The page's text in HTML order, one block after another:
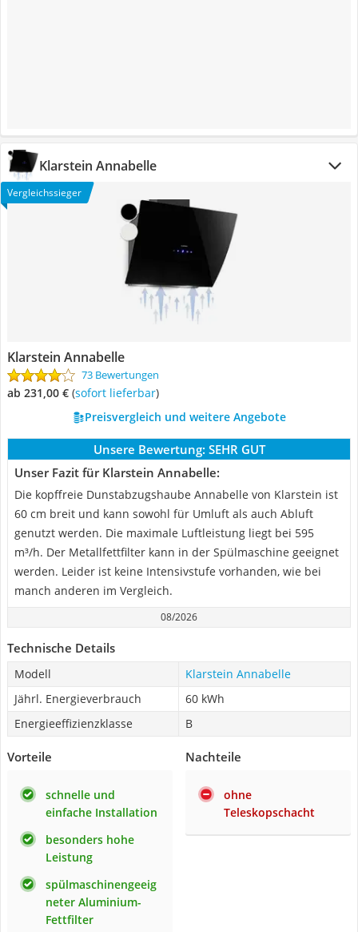
Klarstein Annabelle
Vergleichssieger
Klarstein Annabelle
73 Bewertungen
ab 231,00 € ( Sofort lieferbar)
Preisvergleich und weitere Angebote
Unsere Bewertung: SEHR GUT
Unser Fazit für Klarstein Annabelle:
Die kopffreie Dunstabzugshaube Annabelle von Klarstein ist
60 cm breit und kann sowohl für Umluft als auch Abluft
genutzt werden. Die maximale Luftleistung liegt bei 595
m³/h. Der Metallfettfilter kann in der Spülmaschine geeignet
werden. Leider ist keine Intensivstufe vorhanden, wie bei
manch anderen im Vergleich.
08/2026
Technische Details
Modell
Klarstein Annabelle
Jährl. Energieverbrauch
60 kWh
Energieeffizienzklasse
B
Vorteile
schnelle und
einfache Installation
besonders hohe
Leistung
spülmaschinengeeig
neter Aluminium-
Fettfilter
Nachteile
ohne
Teleskopschacht